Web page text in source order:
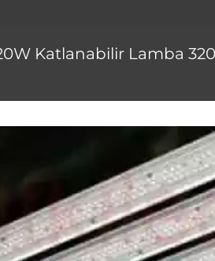
Katlanabilir Lamba